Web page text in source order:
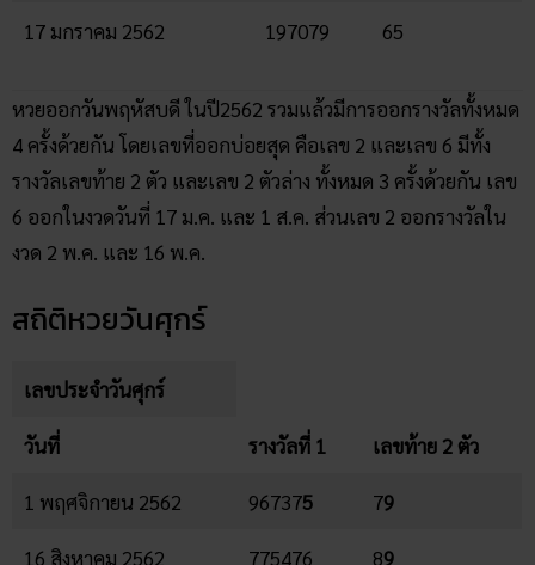
17 มกราคม 2562 197079 65
หวยออกวันพฤหัสบดี ในปี2562 รวมแล้วมีการออกรางวัลทั้งหมด
4 ครั้งด้วยกัน โดยเลขที่ออกบ่อยสุด คือเลข 2 และเลข 6 มีทั้ง
รางวัลเลขท้าย 2 ตัว และเลข 2 ตัวล่าง ทั้งหมด 3 ครั้งด้วยกัน เลข
6 ออกในงวดวันที่ 17 ม.ค. และ 1 ส.ค. ส่วนเลข 2 ออกรางวัลใน
งวด 2 พ.ค. และ 16 พ.ค.
สถิติหวยวันศุกร์
เลขประจำวันศุกร์
วันที่ รางวัลที่ 1 เลขท้าย 2 ตัว
1 พฤศจิกายน 2562 967375 79
16 สิงหาคม 2562 775476 89